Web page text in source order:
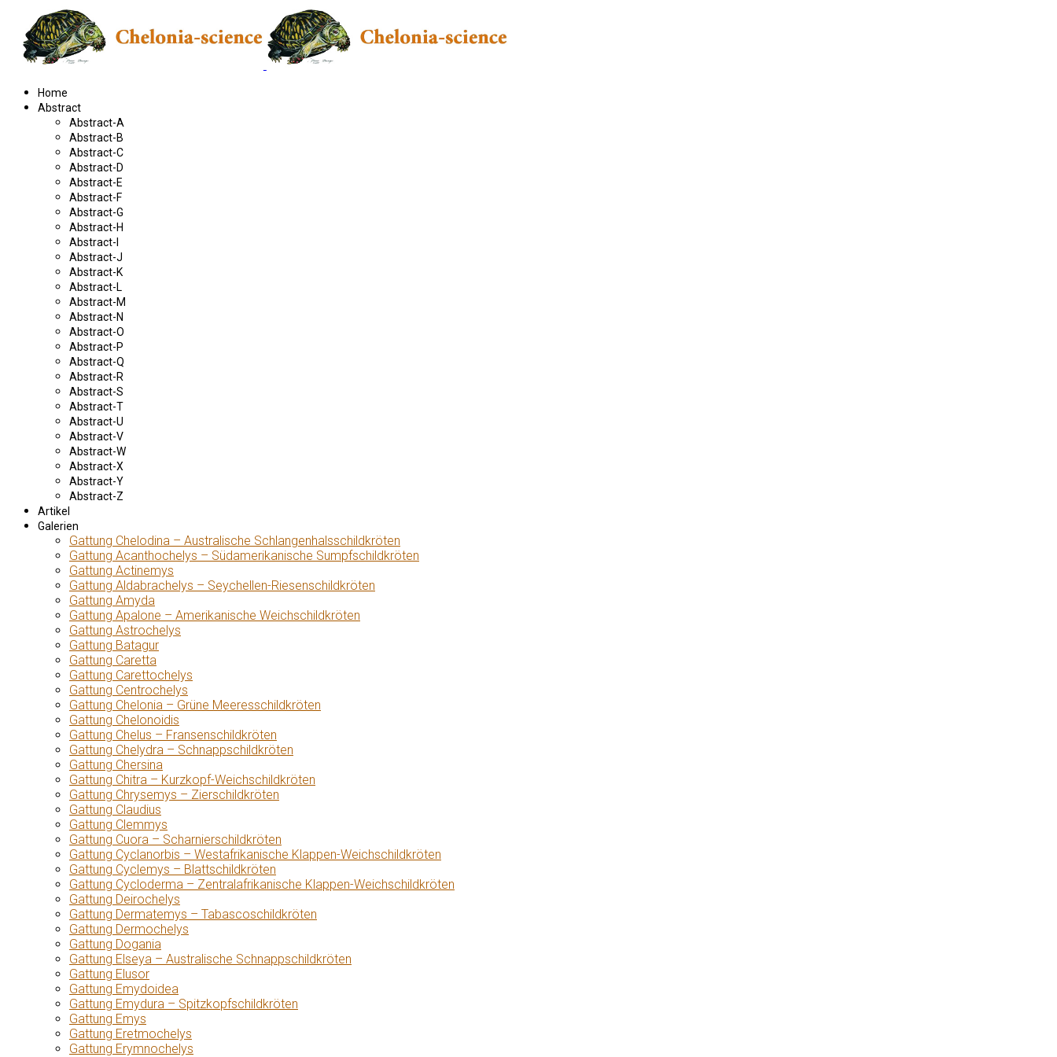
Home
Abstract
Abstract-A
Abstract-B
Abstract-C
Abstract-D
Abstract-E
Abstract-F
Abstract-G
Abstract-H
Abstract-I
Abstract-J
Abstract-K
Abstract-L
Abstract-M
Abstract-N
Abstract-O
Abstract-P
Abstract-Q
Abstract-R
Abstract-S
Abstract-T
Abstract-U
Abstract-V
Abstract-W
Abstract-X
Abstract-Y
Abstract-Z
Artikel
Galerien
Gattung Chelodina – Australische Schlangenhalsschildkröten
Gattung Acanthochelys – Südamerikanische Sumpfschildkröten
Gattung Actinemys
Gattung Aldabrachelys – Seychellen-Riesenschildkröten
Gattung Amyda
Gattung Apalone – Amerikanische Weichschildkröten
Gattung Astrochelys
Gattung Batagur
Gattung Caretta
Gattung Carettochelys
Gattung Centrochelys
Gattung Chelonia – Grüne Meeresschildkröten
Gattung Chelonoidis
Gattung Chelus – Fransenschildkröten
Gattung Chelydra – Schnappschildkröten
Gattung Chersina
Gattung Chitra – Kurzkopf-Weichschildkröten
Gattung Chrysemys – Zierschildkröten
Gattung Claudius
Gattung Clemmys
Gattung Cuora – Scharnierschildkröten
Gattung Cyclanorbis – Westafrikanische Klappen-Weichschildkröten
Gattung Cyclemys – Blattschildkröten
Gattung Cycloderma – Zentralafrikanische Klappen-Weichschildkröten
Gattung Deirochelys
Gattung Dermatemys – Tabascoschildkröten
Gattung Dermochelys
Gattung Dogania
Gattung Elseya – Australische Schnappschildkröten
Gattung Elusor
Gattung Emydoidea
Gattung Emydura – Spitzkopfschildkröten
Gattung Emys
Gattung Eretmochelys
Gattung Erymnochelys